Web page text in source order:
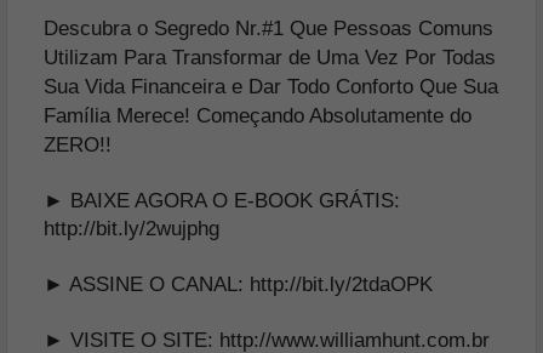
Descubra o Segredo Nr.#1 Que Pessoas Comuns
Utilizam Para Transformar de Uma Vez Por Todas
Sua Vida Financeira e Dar Todo Conforto Que Sua
Família Merece! Começando Absolutamente do
ZERO!!
► BAIXE AGORA O E-BOOK GRÁTIS:
http://bit.ly/2wujphg
► ASSINE O CANAL: http://bit.ly/2tdaOPK
► VISITE O SITE: http://www.williamhunt.com.br